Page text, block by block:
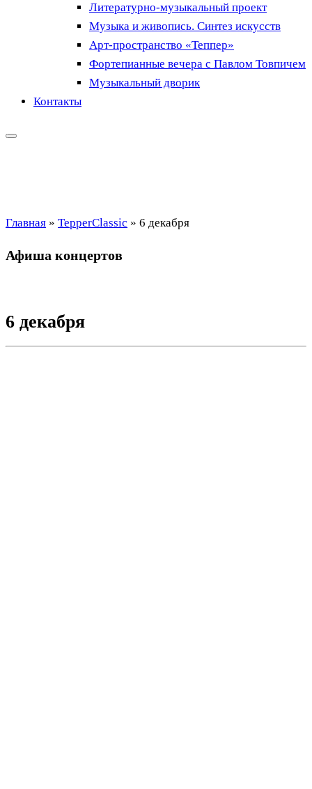
Литературно-музыкальный проект
Музыка и живопись. Синтез искусств
Арт-пространство «Теппер»
Фортепианные вечера с Павлом Товпичем
Музыкальный дворик
Контакты
Главная » TepperClassic » 6 декабря
Афиша концертов
6 декабря